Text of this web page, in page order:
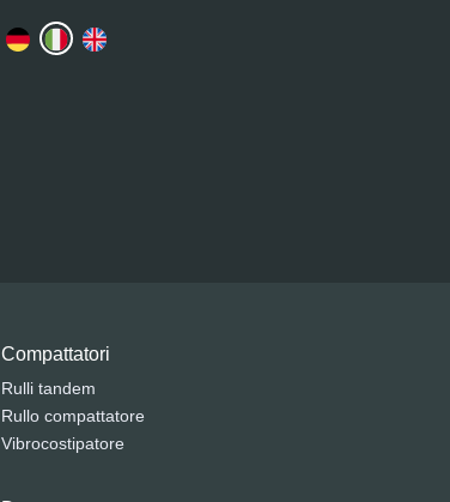
Compattatori
Rulli tandem
Rullo compattatore
Vibrocostipatore